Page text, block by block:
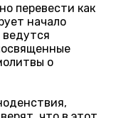
перевести как
начало
ведутся
о